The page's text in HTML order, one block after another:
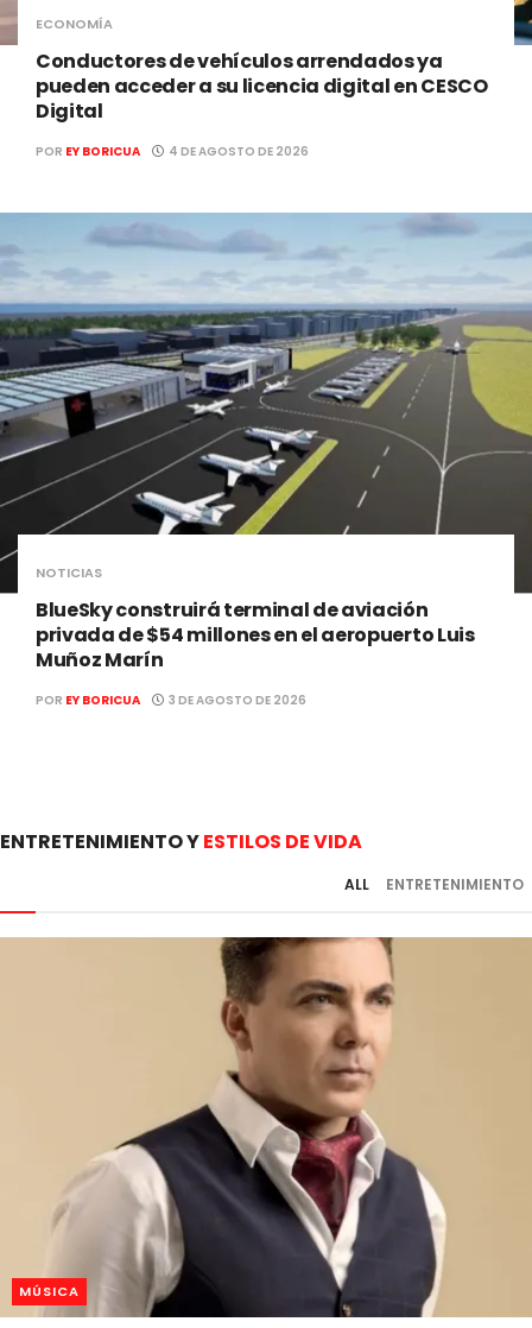
ECONOMÍA
Conductores de vehículos arrendados ya
pueden acceder a su licencia digital en CESCO
Digital
POR EY BORICUA 4 DE AGOSTO DE 2026
NOTICIAS
BlueSky construirá terminal de aviación
privada de $54 millones en el aeropuerto Luis
Muñoz Marín
POR EY BORICUA 3 DE AGOSTO DE 2026
ENTRETENIMIENTO YESTILOS DE VIDA
ALL ENTRETENIMIENTO
MÚSICA